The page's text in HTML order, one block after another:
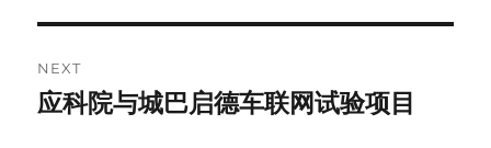
NEXT
Next
应科院与城巴启德车联网试验项目